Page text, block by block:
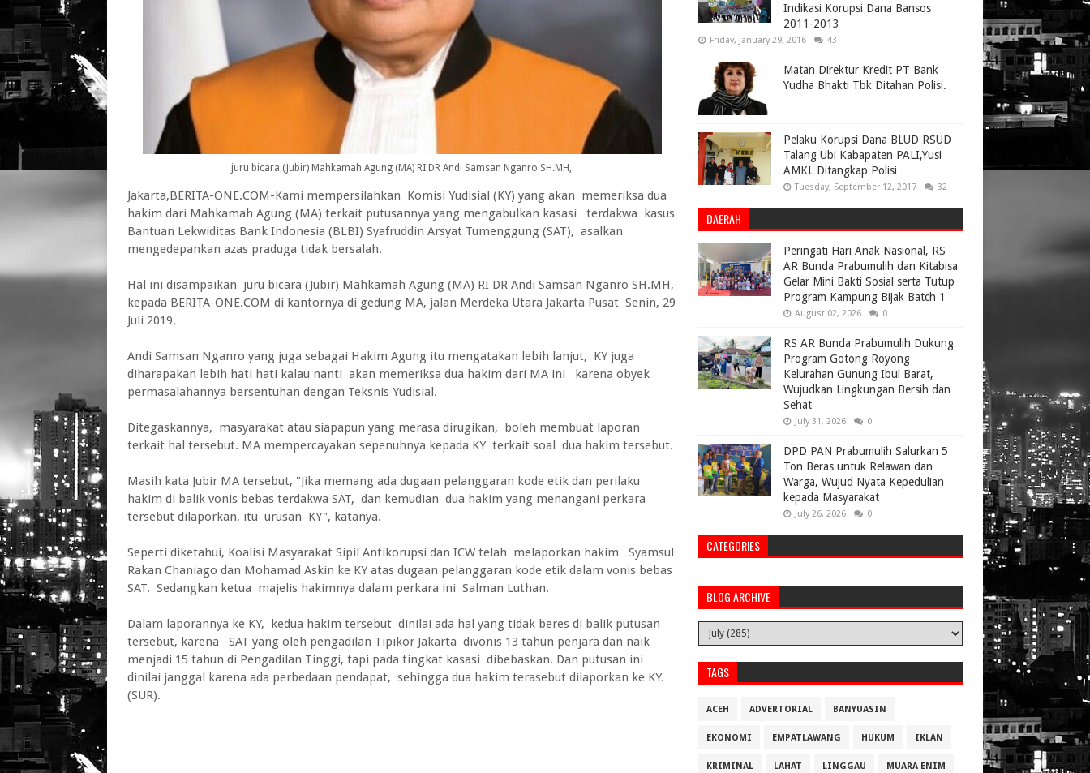
juru bicara (Jubir) Mahkamah Agung (MA) RI DR Andi Samsan Nganro SH.MH,
Jakarta,BERITA-ONE.COM-Kami mempersilahkan Komisi Yudisial (KY) yang akan memeriksa dua
hakim dari Mahkamah Agung (MA) terkait putusannya yang mengabulkan kasasi terdakwa kasus
Bantuan Lekwiditas Bank Indonesia (BLBI) Syafruddin Arsyat Tumenggung (SAT), asalkan
mengedepankan azas praduga tidak bersalah.
Hal ini disampaikan juru bicara (Jubir) Mahkamah Agung (MA) RI DR Andi Samsan Nganro SH.MH,
kepada BERITA-ONE.COM di kantornya di gedung MA, jalan Merdeka Utara Jakarta Pusat Senin, 29
Juli 2019.
Andi Samsan Nganro yang juga sebagai Hakim Agung itu mengatakan lebih lanjut, KY juga
diharapakan lebih hati hati kalau nanti akan memeriksa dua hakim dari MA ini karena obyek
permasalahannya bersentuhan dengan Teksnis Yudisial.
Ditegaskannya, masyarakat atau siapapun yang merasa dirugikan, boleh membuat laporan
terkait hal tersebut. MA mempercayakan sepenuhnya kepada KY terkait soal dua hakim tersebut.
Masih kata Jubir MA tersebut, "Jika memang ada dugaan pelanggaran kode etik dan perilaku
hakim di balik vonis bebas terdakwa SAT, dan kemudian dua hakim yang menangani perkara
tersebut dilaporkan, itu urusan KY", katanya.
Seperti diketahui, Koalisi Masyarakat Sipil Antikorupsi dan ICW telah melaporkan hakim Syamsul
Rakan Chaniago dan Mohamad Askin ke KY atas dugaan pelanggaran kode etik dalam vonis bebas
SAT. Sedangkan ketua majelis hakimnya dalam perkara ini Salman Luthan.
Dalam laporannya ke KY, kedua hakim tersebut dinilai ada hal yang tidak beres di balik putusan
tersebut, karena SAT yang oleh pengadilan Tipikor Jakarta divonis 13 tahun penjara dan naik
menjadi 15 tahun di Pengadilan Tinggi, tapi pada tingkat kasasi dibebaskan. Dan putusan ini
dinilai janggal karena ada perbedaan pendapat, sehingga dua hakim terasebut dilaporkan ke KY.
(SUR).
Indikasi Korupsi Dana Bansos
2011-2013
Friday, January 29, 2016 43
Matan Direktur Kredit PT Bank
Yudha Bhakti Tbk Ditahan Polisi.
Pelaku Korupsi Dana BLUD RSUD
Talang Ubi Kabapaten PALI,Yusi
AMKL Ditangkap Polisi
Tuesday, September 12, 2017 32
DAERAH
Peringati Hari Anak Nasional, RS
AR Bunda Prabumulih dan Kitabisa
Gelar Mini Bakti Sosial serta Tutup
Program Kampung Bijak Batch 1
August 02, 2026 0
RS AR Bunda Prabumulih Dukung
Program Gotong Royong
Kelurahan Gunung Ibul Barat,
Wujudkan Lingkungan Bersih dan
Sehat
July 31, 2026 0
DPD PAN Prabumulih Salurkan 5
Ton Beras untuk Relawan dan
Warga, Wujud Nyata Kepedulian
kepada Masyarakat
July 26, 2026 0
CATEGORIES
BLOG ARCHIVE
TAGS
ACEH ADVERTORIAL BANYUASIN
EKONOMI EMPATLAWANG HUKUM IKLAN
KRIMINAL LAHAT LINGGAU MUARA ENIM